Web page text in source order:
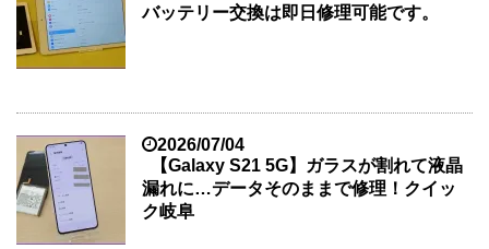
バッテリー交換は即日修理可能です。
2026/07/04
【Galaxy S21 5G】ガラスが割れて液晶
漏れに…データそのままで修理！クイッ
ク岐阜